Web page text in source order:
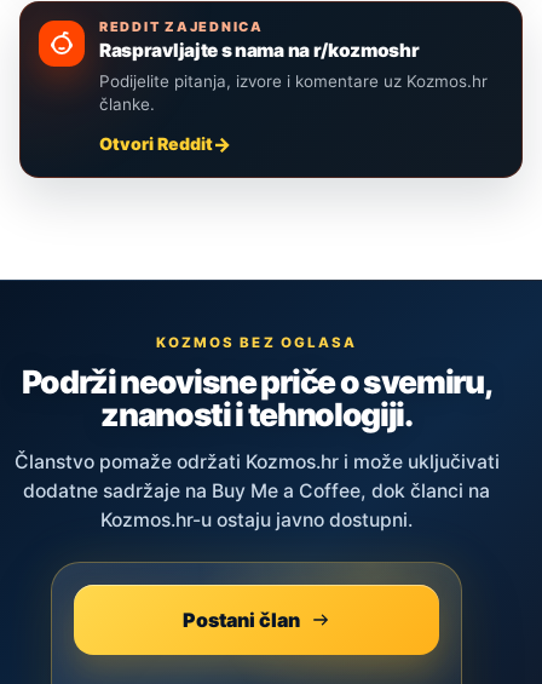
REDDIT ZAJEDNICA
Raspravljajte s nama na r/kozmoshr
Podijelite pitanja, izvore i komentare uz Kozmos.hr
članke.
Otvori Reddit
KOZMOS BEZ OGLASA
Podrži neovisne priče o svemiru,
znanosti i tehnologiji.
Članstvo pomaže održati Kozmos.hr i može uključivati
dodatne sadržaje na Buy Me a Coffee, dok članci na
Kozmos.hr-u ostaju javno dostupni.
Postani član